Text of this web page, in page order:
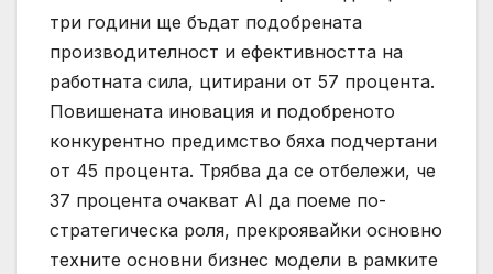
три години ще бъдат подобрената
производителност и ефективността на
работната сила, цитирани от 57 процента.
Повишената иновация и подобреното
конкурентно предимство бяха подчертани
от 45 процента. Трябва да се отбележи, че
37 процента очакват AI да поеме по-
стратегическа роля, прекроявайки основно
техните основни бизнес модели в рамките